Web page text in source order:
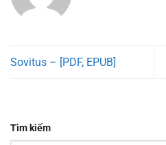
Sovitus – [PDF, EPUB]
Tìm kiếm